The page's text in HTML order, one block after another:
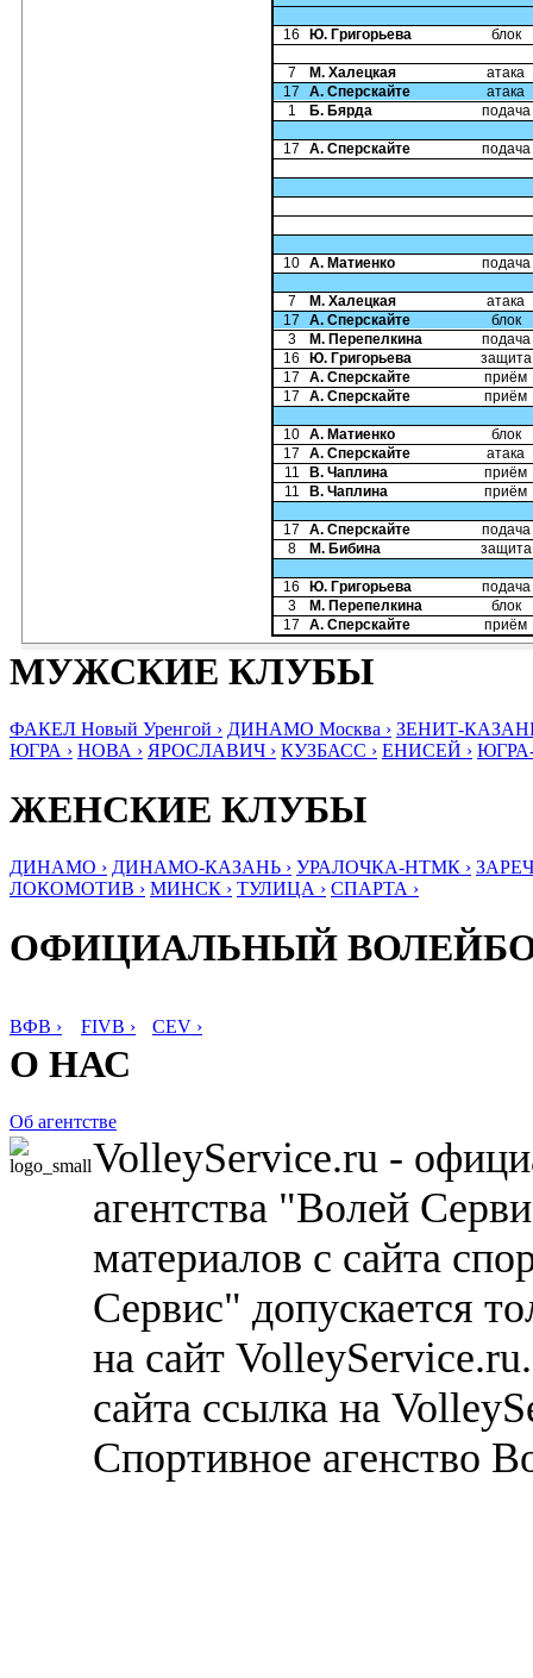
16 Ю. Григорьева блок
7 М. Халецкая
атака
17
А. Сперскайте
атака
1
Б. Бярда подача
17 А. Сперскайте подача
10 А. Матиенко подача
7 М. Халецкая
атака
17
А. Сперскайте
блок
3
М. Перепелкина
подача
16
Ю. Григорьева
защита
17
А. Сперскайте
приём
17
А. Сперскайте приём
10 А. Матиенко
блок
17
А. Сперскайте
атака
11
В. Чаплина
приём
11
В. Чаплина приём
17 А. Сперскайте
подача
8
М. Бибина защита
16 Ю. Григорьева
подача
3
М. Перепелкина
блок
17
А. Сперскайте приём
МУЖСКИЕ КЛУБЫ
ФАКЕЛ Новый Уренгой › ДИНАМО Москва › ЗЕНИТ-
ЮГРА › НОВА › ЯРОСЛАВИЧ › КУЗБАСС › ЕНИСЕЙ ›
ЖЕНСКИЕ КЛУБЫ
ДИНАМО › ДИНАМО-КАЗАНЬ › УРАЛОЧКА-НТМК ›
ЛОКОМОТИВ › МИНСК › ТУЛИЦА › СПАРТА ›
ОФИЦИАЛЬНЫЙ
ВФВ › FIVB › CEV ›
О НАС
Об агентстве
VolleyService.ru -
агентства "Волей
материалов с сайта
Сервис" допускается
на сайт
сайта ссылка на
Спортивное агенство